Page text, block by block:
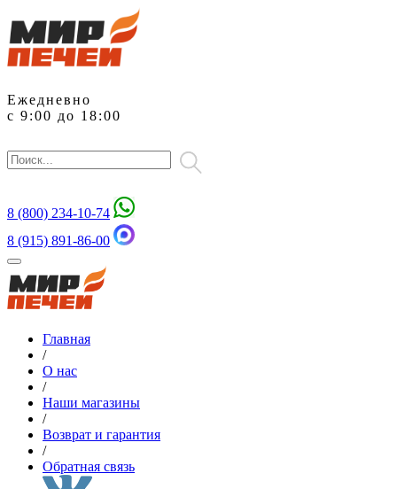
Ежедневно
с 9:00 до 18:00
8 (800) 234-10-74
8 (915) 891-86-00
Главная
/
О нас
/
Наши магазины
/
Возврат и гарантия
/
Обратная связь